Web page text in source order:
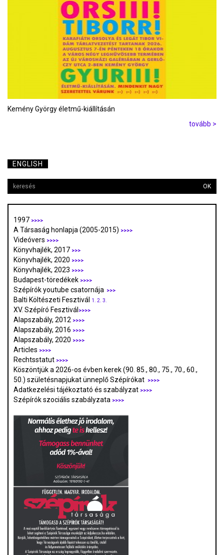
Kemény György életmű-kiállításán
tovább >
ENGLISH
OK
1997 >>>>
A Társaság honlapja (2005-2015) >>>>
Videóvers >>>>
Könyvhajlék, 2017 >>>
Könyvhajlék, 2020 >>>>
Könyvhajlék, 2023 >>>>
Budapest-töredékek >>>>
Szépírók youtube csatornája >>>
Balti Költészeti Fesztivál 1. 2. 3.
XV. Szépíró Fesztivál >>>>
Alapszabály, 2012 >>>>
Alapszabály, 2016 >>>>
Alapszabály, 2020 >>>>
Articles >>>>
Rechtsstatut >>>>
Köszöntjük a 2026-os évben kerek (90. 85., 80., 75., 70., 60.,
50.) születésnapjukat ünneplő Szépírókat
>>>>
Adatkezelési tájékoztató és szabályzat >>>>
Szépírók szociális szabályzata >>>>